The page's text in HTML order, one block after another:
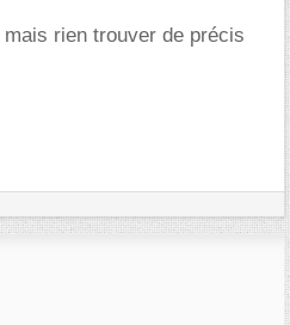
rien trouver de précis